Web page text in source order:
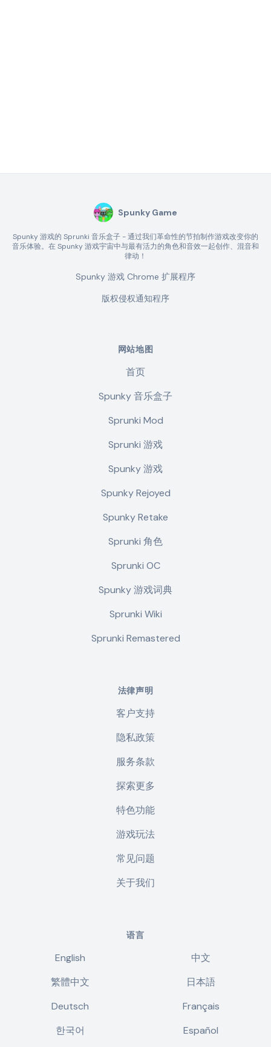
Spunky Game
Spunky 游戏的 Sprunki 音乐盒子 - 通过我们革命性的节拍制作游戏改变你的
音乐体验。在 Spunky 游戏宇宙中与最有活力的角色和音效一起创作、混音和
律动！
Spunky 游戏 Chrome 扩展程序
版权侵权通知程序
网站地图
首页
Spunky 音乐盒子
Sprunki Mod
Sprunki 游戏
Spunky 游戏
Spunky Rejoyed
Spunky Retake
Sprunki 角色
Sprunki OC
Spunky 游戏词典
Sprunki Wiki
Sprunki Remastered
法律声明
客户支持
隐私政策
服务条款
探索更多
特色功能
游戏玩法
常见问题
关于我们
语言
English
中文
繁體中文
日本語
Deutsch
Français
한국어
Español